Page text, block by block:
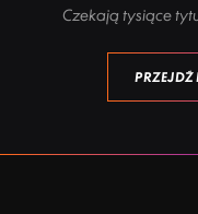
Czekają tysiące
PRZEJDŹ